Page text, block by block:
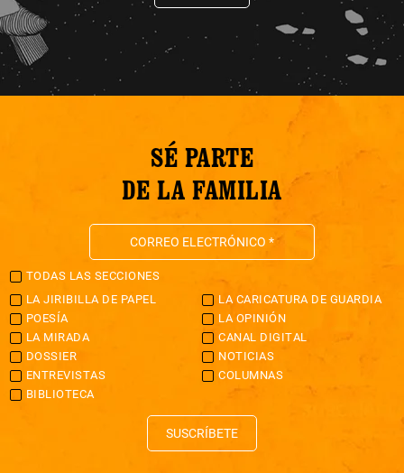
SÉ PARTE
DE LA FAMILIA
TODAS LAS SECCIONES
LA JIRIBILLA DE PAPEL
LA CARICATURA DE GUARDIA
POESÍA
LA OPINIÓN
LA MIRADA
CANAL DIGITAL
DOSSIER
NOTICIAS
ENTREVISTAS
COLUMNAS
BIBLIOTECA
SUSCRÍBETE